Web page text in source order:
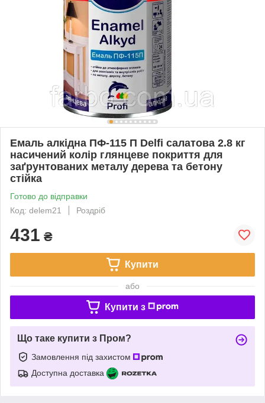
Емаль алкідна ПФ-115 П Delfi салатова 2.8 кг
насичений колір глянцеве покриття для
заґрунтованих металу дерева та бетону
стійка
Готово до відправки
Код: delem21
Роздріб
431 ₴
Купити
або
Купити з
Що таке купити з Пром?
Замовлення під захистом
Доступна доставка